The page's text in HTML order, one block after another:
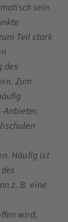
sein.
Teil stark
des
Zum
Häufig ist
z. B. eine
wird,